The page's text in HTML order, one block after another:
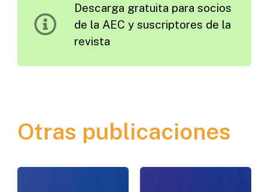
cantidad
Descarga gratuita para socios
de la AEC y suscriptores de la
revista
Otras publicaciones